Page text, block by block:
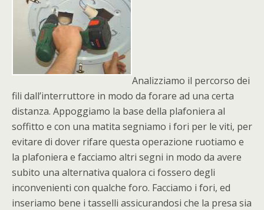
Analizziamo il percorso dei
fili dall’interruttore in modo da forare ad una certa
distanza. Appoggiamo la base della plafoniera al
soffitto e con una matita segniamo i fori per le viti, per
evitare di dover rifare questa operazione ruotiamo e
la plafoniera e facciamo altri segni in modo da avere
subito una alternativa qualora ci fossero degli
inconvenienti con qualche foro. Facciamo i fori, ed
inseriamo bene i tasselli assicurandosi che la presa sia